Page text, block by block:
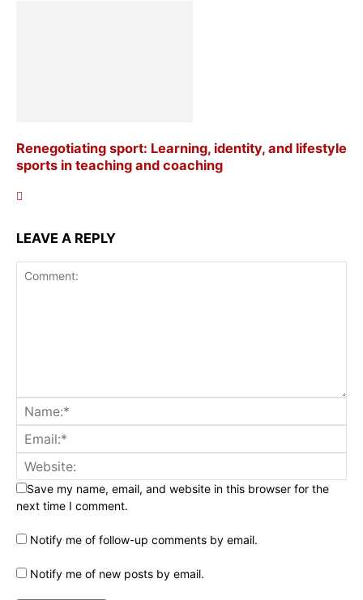
Renegotiating sport: Learning, identity, and lifestyle
sports in teaching and coaching
LEAVE A REPLY
Save my name, email, and website in this browser for the
next time I comment.
Notify me of follow-up comments by email.
Notify me of new posts by email.